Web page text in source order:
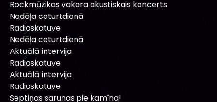
Rockmūzikas vakara akustiskais koncerts
Nedēļa ceturtdienā
Radioskatuve
Nedēļa ceturtdienā
Aktuālā intervija
Radioskatuve
Aktuālā intervija
Radioskatuve
Septiņas sarunas pie kamīna!